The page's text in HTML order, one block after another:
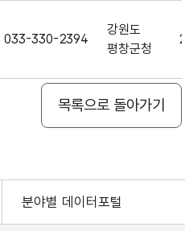
033-330-2394
강원도
평창군청
033-330-2394
강원도
평창군청
033-330-2394
강원도
평창군청
목록으로 돌아가기
분야별 데이터포털
기상자료개방포털